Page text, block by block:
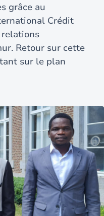
grâce au
Crédit
Retour sur cette
sur le plan